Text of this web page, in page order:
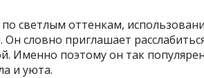
светлым оттенкам,
словно приглашает
Именно поэтому он так
и уюта.